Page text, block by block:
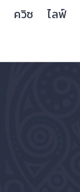
ควิซ ไลฟ์